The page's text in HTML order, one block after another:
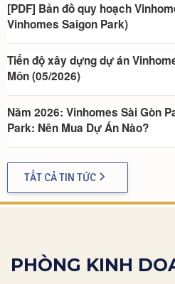
[PDF] Bản đồ quy hoạch
Vinhomes Saigon Park)
Tiến độ xây dựng dự án
Môn (05/2026)
Năm 2026: Vinhomes Sài Gòn
Park: Nên Mua Dự Án Nào?
TẤT CẢ TIN TỨC
PHÒNG KINH